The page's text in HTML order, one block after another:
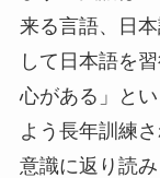
来る言語、日
して日本語を
心がある」と
よう長年訓練
意識に返り読